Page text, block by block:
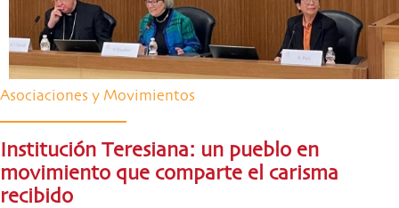
Asociaciones y Movimientos
Institución Teresiana: un pueblo en
movimiento que comparte el carisma
recibido